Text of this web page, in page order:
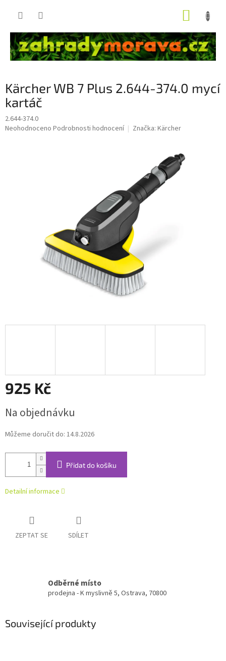
Kärcher WB 7 Plus 2.644-374.0 mycí
kartáč
2.644-374.0
Průměrné
Neohodnoceno Podrobnosti hodnocení Značka: Kärcher
925 Kč
cena:
Na objednávku
Můžeme doručit do: 14.8.2026
Přidat do košíku
Detailní informace
ZEPTAT SE SDÍLET
Odběrné místo
prodejna - K myslivně 5, Ostrava, 70800
Související produkty